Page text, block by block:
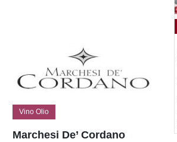
Vino Olio
Marchesi De’ Cordano